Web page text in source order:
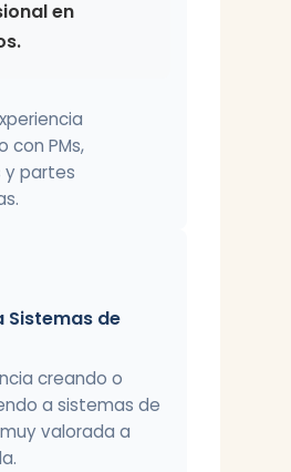
en
con PMs,
y partes
Sistemas de
creando o
a sistemas de
valorada a